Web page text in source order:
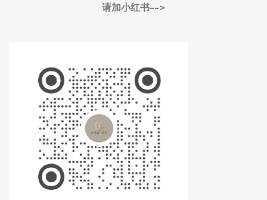
请加小红书-->